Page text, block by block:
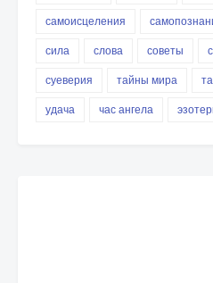
самоисцеления
сила
слова советы
суеверия
тайны мира
удача
час ангела